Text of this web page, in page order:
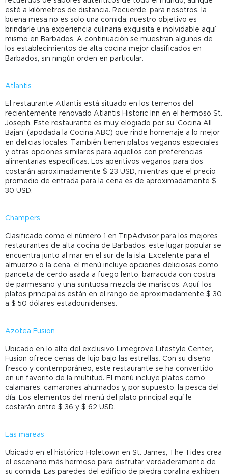
esté a kilómetros de distancia. Recuerde, para nosotros, la
buena mesa no es solo una comida; nuestro objetivo es
brindarle una experiencia culinaria exquisita e inolvidable aquí
mismo en Barbados. A continuación se muestran algunos de
los establecimientos de alta cocina mejor clasificados en
Barbados, sin ningún orden en particular.
Atlantis
El restaurante Atlantis está situado en los terrenos del
recientemente renovado Atlantis Historic Inn en el hermoso St.
Joseph. Este restaurante es muy elogiado por su 'Cocina All
Bajan' (apodada la Cocina ABC) que rinde homenaje a lo mejor
en delicias locales. También tienen platos veganos especiales
y otras opciones similares para aquellos con preferencias
alimentarias específicas. Los aperitivos veganos para dos
costarán aproximadamente $ 23 USD, mientras que el precio
promedio de entrada para la cena es de aproximadamente $
30 USD.
Champers
Clasificado como el número 1 en TripAdvisor para los mejores
restaurantes de alta cocina de Barbados, este lugar popular se
encuentra junto al mar en el sur de la isla. Excelente para el
almuerzo o la cena, el menú incluye opciones deliciosas como
panceta de cerdo asada a fuego lento, barracuda con costra
de parmesano y una suntuosa mezcla de mariscos. Aquí, los
platos principales están en el rango de aproximadamente $ 30
a $ 50 dólares estadounidenses.
Azotea Fusion
Ubicado en lo alto del exclusivo Limegrove Lifestyle Center,
Fusion ofrece cenas de lujo bajo las estrellas. Con su diseño
fresco y contemporáneo, este restaurante se ha convertido
en un favorito de la multitud. El menú incluye platos como
calamares, camarones ahumados y, por supuesto, la pesca del
día. Los elementos del menú del plato principal aquí le
costarán entre $ 36 y $ 62 USD.
Las mareas
Ubicado en el histórico Holetown en St. James, The Tides crea
el escenario más hermoso para disfrutar verdaderamente de
su comida. Las paredes del edificio de piedra coralina exhiben